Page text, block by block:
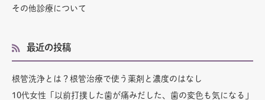
その他診療について
最近の投稿
根管洗浄とは？根管治療で使う薬剤と濃度のはなし
10代女性「以前打撲した歯が痛みだした、歯の変色も気になる」